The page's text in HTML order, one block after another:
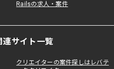
Railsの求人・案件
連サイト一覧
クリエイターの案件探しはレバテ